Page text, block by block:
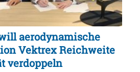
aerodynamische
Vektrex Reichweite
verdoppeln